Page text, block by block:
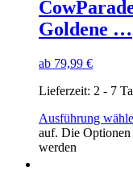
Goldene …
ab 79,99 €
Lieferzeit: 2 - 7
Ausführung
auf. Die
werden